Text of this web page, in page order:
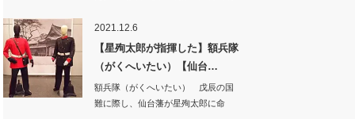
2021.12.6
【星殉太郎が指揮した】額兵隊
（がくへいたい）【仙台…
額兵隊（がくへいたい） 戊辰の国
難に際し、仙台藩が星殉太郎に命